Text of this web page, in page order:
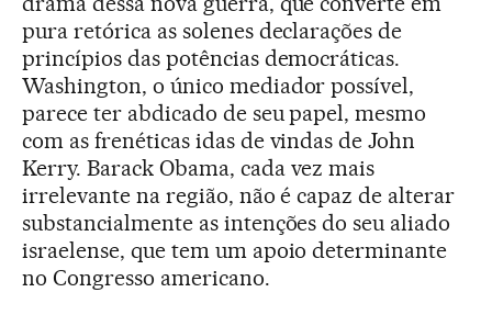
pura retórica as solenes declarações de
princípios das potências democráticas.
Washington, o único mediador possível,
parece ter abdicado de seu papel, mesmo
com as frenéticas idas de vindas de John
Kerry. Barack Obama, cada vez mais
irrelevante na região, não é capaz de alterar
substancialmente as intenções do seu aliado
israelense, que tem um apoio determinante
no Congresso americano.